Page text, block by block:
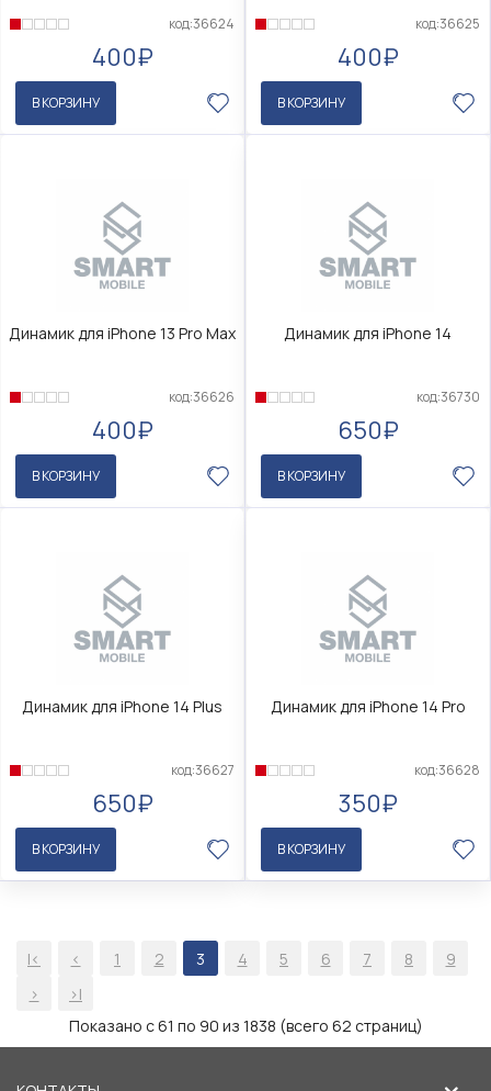
код:36624
400₽
В КОРЗИНУ
код:36625
400₽
В КОРЗИНУ
Динамик для iPhone 13 Pro Max
код:36626
400₽
В КОРЗИНУ
Динамик для iPhone 14
код:36730
650₽
В КОРЗИНУ
Динамик для iPhone 14 Plus
код:36627
650₽
В КОРЗИНУ
Динамик для iPhone 14 Pro
код:36628
350₽
В КОРЗИНУ
|< < 1 2 3 4 5 6 7 8
9
>
>|
Показано с 61 по 90 из 1838 (всего 62 страниц)